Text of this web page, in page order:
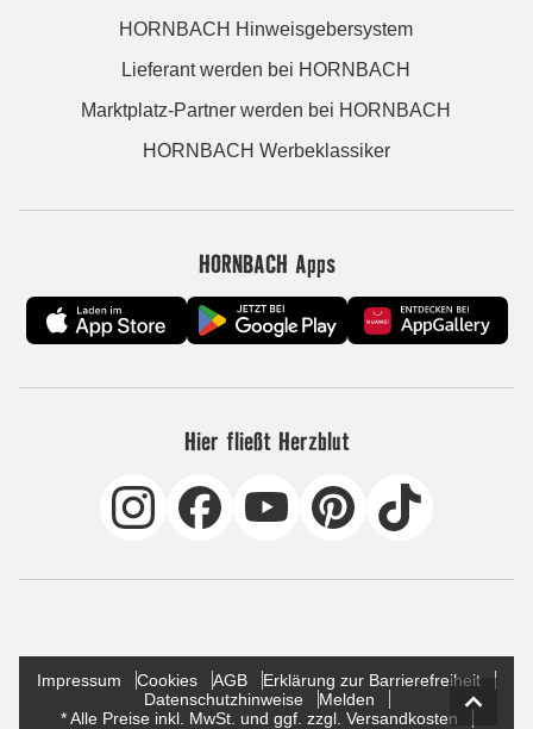
HORNBACH Hinweisgebersystem
Lieferant werden bei HORNBACH
Marktplatz-Partner werden bei HORNBACH
HORNBACH Werbeklassiker
HORNBACH Apps
Hier fließt Herzblut
Impressum Cookies AGB
Erklärung zur Barrierefreiheit
Datenschutzhinweise
Melden
* Alle Preise inkl. MwSt. und ggf. zzgl. Versandkosten